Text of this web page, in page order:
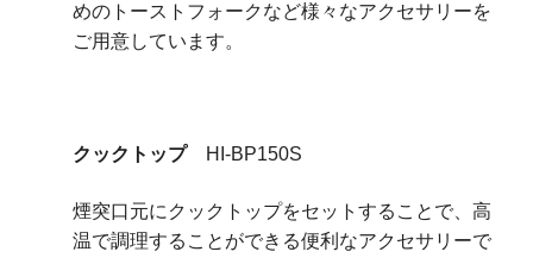
めのトーストフォークなど様々なアクセサリーを
ご用意しています。
クックトップHI-BP150S
煙突口元にクックトップをセットすることで、高
温で調理することができる便利なアクセサリーで